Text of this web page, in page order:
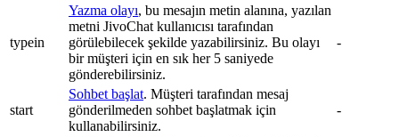
typein
Yazma olayı, bu mesajın metin alanına, yazılan
metni JivoChat kullanıcısı tarafından
görülebilecek şekilde yazabilirsiniz. Bu olayı
bir müşteri için en sık her 5 saniyede
gönderebilirsiniz.
-
start
Sohbet başlat. Müşteri tarafından mesaj
gönderilmeden sohbet başlatmak için
kullanabilirsiniz.
-